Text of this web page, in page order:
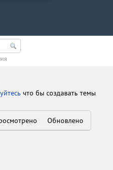
что бы создавать темы
Обновлено